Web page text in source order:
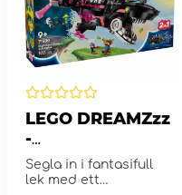
LEGO DREAMZzz
-
Mardrömmarnas
haj-ubåt
Segla in i fantasifull
lek med ett